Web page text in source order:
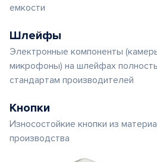
емкости
Шлейфы
Электронные компоненты
микрофоны) на шлейфах
стандартам производителей
Кнопки
Износостойкие кнопки из
производства